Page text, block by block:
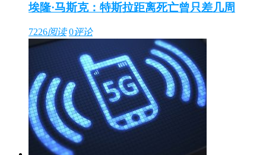
埃隆·马斯克：特斯拉距离死亡曾只差几周
7226阅读 0评论